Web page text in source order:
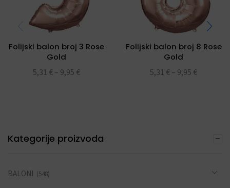
Folijski balon broj 3 Rose
Gold
5,31 € – 9,95 €
Folijski balon broj 8 Rose
Gold
5,31 € – 9,95 €
Kategorije proizvoda
BALONI (548)